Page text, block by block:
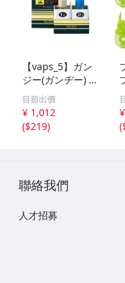
【vaps_5】ガン
ジー(ガンヂー) イ
ンキ消 ボールペ
ン用 No.800 送込
目前出價
¥ 1,012
($219)
(
聯絡我們
人才招募